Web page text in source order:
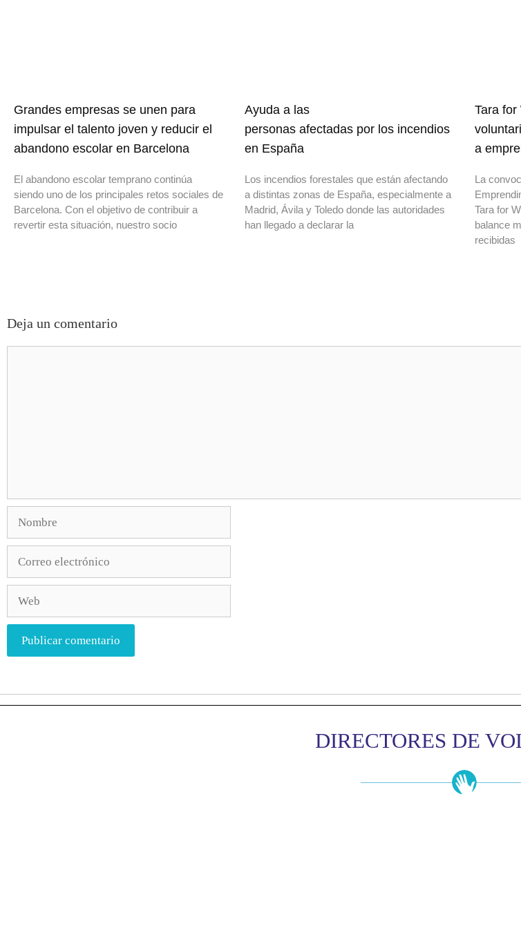
Grandes empresas se unen para
impulsar el talento joven y reducir el
abandono escolar en Barcelona
El abandono escolar temprano continúa
siendo uno de los principales retos sociales de
Barcelona. Con el objetivo de contribuir a
revertir esta situación, nuestro socio
Ayuda a las
personas afectadas por los incendios
en España
Los incendios forestales que están afectando
a distintas zonas de España, especialmente a
Madrid, Ávila y Toledo donde las autoridades
han llegado a declarar la
Tara for
a
La
Tara for
balance
recibidas
Deja un comentario
DIRECTORES DE